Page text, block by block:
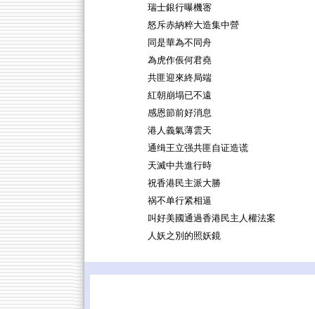
瑞士銀行曝機宻
怒斥赤納粹大造集中營
同是華為不同舟
為虎作倀何君堯
共匪迎來終局端
紅朝崩塌已不遠
感恩節前好消息
港人義氣薄雲天
通缉王立强共匪自证造谎
天滅中共進行時
祝香港民主派大勝
祸不单行紧相逼
叫好美國通過香港民主人權法案
人妖之別的照妖鏡